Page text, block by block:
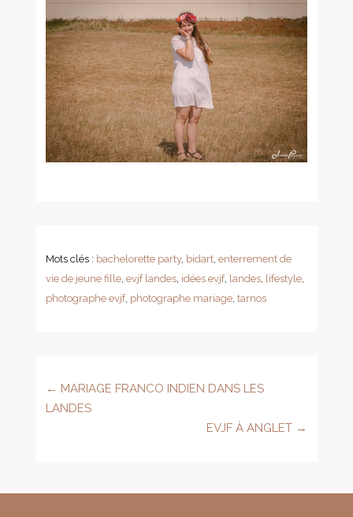
Mots clés : bachelorette party, bidart ,enterrement de
vie de jeune fille ,evjf landes idées evjf, landes lifestyle
photographe evjf, photographe mariage ,tarnos
← MARIAGE FRANCO INDIEN DANS LES
LANDES
EVJF À ANGLET→